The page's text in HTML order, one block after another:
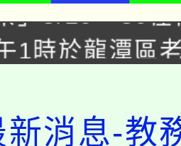
教師甄選結果
額)
場!
1時於龍潭區
27日，桃園電
新消息-教